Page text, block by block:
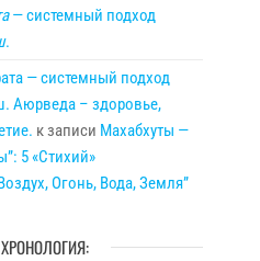
— системный подход
.
— системный подход
Аюрведа – здоровье,
к записи Махабхуты —
5 «Стихий»
Огонь, Вода, Земля”
ХРОНОЛОГИЯ: